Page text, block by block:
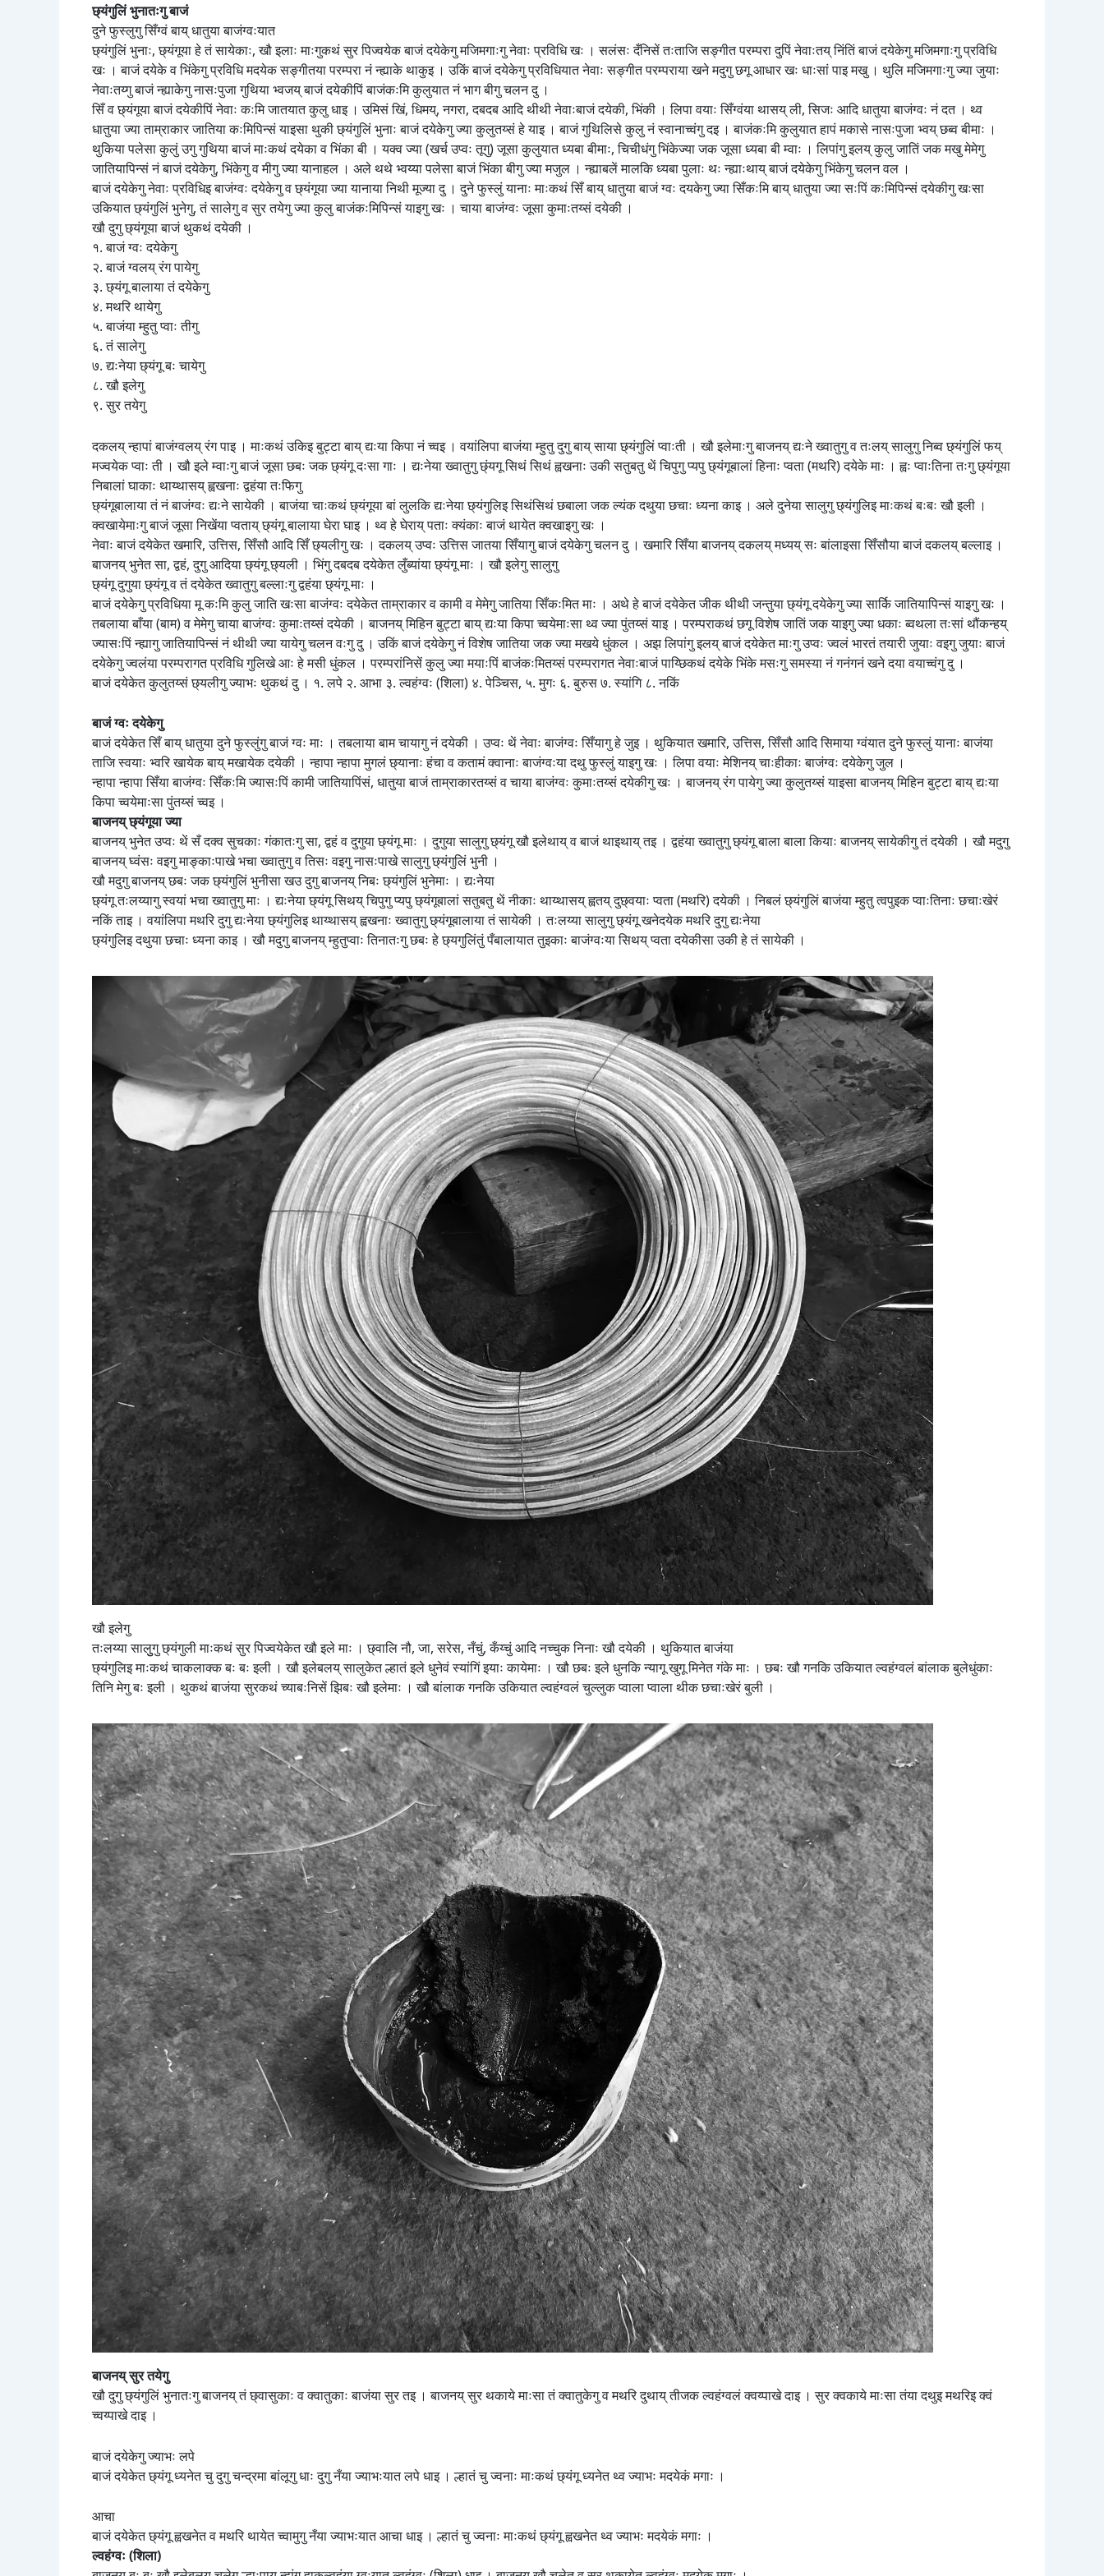
छ्यंगुलिं भुनातःगु बाजं
दुने फुस्लुगु सिँग्वं बाय् धातुया बाजंग्वःयात
छ्यंगुलिं भुनाः, छ्यंगूया हे तं सायेकाः, खौ इलाः माःगुकथं सुर पिज्वयेक बाजं दयेकेगु मजिमगाःगु नेवाः प्रविधि खः । सलंसः दँनिसें तःताजि सङ्गीत परम्परा दुपिं नेवाःतय् निंतिं बाजं दयेकेगु मजिमगाःगु प्रविधि
खः । बाजं दयेके व भिंकेगु प्रविधि मदयेक सङ्गीतया परम्परा नं न्ह्याके थाकुइ । उकिं बाजं दयेकेगु प्रविधियात नेवाः सङ्गीत परम्पराया खने मदुगु छगू आधार खः धाःसां पाइ मखु । थुलि मजिमगाःगु ज्या जुयाः
नेवाःतय्गु बाजं न्ह्याकेगु नासःपुजा गुथिया भ्वजय् बाजं दयेकीपिं बाजंकःमि कुलुयात नं भाग बीगु चलन दु ।
सिँ व छ्यंगूया बाजं दयेकीपिं नेवाः कःमि जातयात कुलु धाइ । उमिसं खिं, धिमय्, नगरा, दबदब आदि थीथी नेवाःबाजं दयेकी, भिंकी । लिपा वयाः सिँग्वंया थासय् ली, सिजः आदि धातुया बाजंग्वः नं दत । थ्व
धातुया ज्या ताम्राकार जातिया कःमिपिन्सं याइसा थुकी छ्यंगुलिं भुनाः बाजं दयेकेगु ज्या कुलुतय्सं हे याइ । बाजं गुथिलिसे कुलु नं स्वानाच्वंगु दइ । बाजंकःमि कुलुयात हापं मकासे नासःपुजा भ्वय् छब्व बीमाः ।
थुकिया पलेसा कुलुं उगु गुथिया बाजं माःकथं दयेका व भिंका बी । यक्व ज्या (खर्च उप्वः तूगु) जूसा कुलुयात ध्यबा बीमाः, चिचीधंगु भिंकेज्या जक जूसा ध्यबा बी म्वाः । लिपांगु इलय् कुलु जातिं जक मखु मेमेगु
जातियापिन्सं नं बाजं दयेकेगु, भिंकेगु व मीगु ज्या यानाहल । अले थथे भ्वय्या पलेसा बाजं भिंका बीगु ज्या मजुल । न्ह्याबलें मालकि ध्यबा पुलाः थः न्ह्याःथाय् बाजं दयेकेगु भिंकेगु चलन वल ।
बाजं दयेकेगु नेवाः प्रविधिइ बाजंग्वः दयेकेगु व छ्यंगूया ज्या यानाया निथी मूज्या दु । दुने फुस्लुं यानाः माःकथं सिँ बाय् धातुया बाजं ग्वः दयकेगु ज्या सिँकःमि बाय् धातुया ज्या सःपिं कःमिपिन्सं दयेकीगु खःसा
उकियात छ्यंगुलिं भुनेगु, तं सालेगु व सुर तयेगु ज्या कुलु बाजंकःमिपिन्सं याइगु खः । चाया बाजंग्वः जूसा कुमाःतय्सं दयेकी ।
खौ दुगु छ्यंगूया बाजं थुकथं दयेकी ।
१. बाजं ग्वः दयेकेगु
२. बाजं ग्वलय् रंग पायेगु
३. छ्यंगू बालाया तं दयेकेगु
४. मथरि थायेगु
५. बाजंया म्हुतु प्वाः तीगु
६. तं सालेगु
७. द्यःनेया छ्यंगू बः चायेगु
८. खौ इलेगु
९. सुर तयेगु
दकलय् न्हापां बाजंग्वलय् रंग पाइ । माःकथं उकिइ बुट्टा बाय् द्यःया किपा नं च्वइ । वयांलिपा बाजंया म्हुतु दुगु बाय् साया छ्यंगुलिं प्वाःती । खौ इलेमाःगु बाजनय् द्यःने ख्वातुगु व तःलय् सालुगु निब्व छ्यंगुलिं फय्
मज्वयेक प्वाः ती । खौ इले म्वाःगु बाजं जूसा छबः जक छ्यंगू दःसा गाः । द्यःनेया ख्वातुगु छ्ंयगू सिथं सिथं ह्वखनाः उकी सतुबतु थें चिपुगु प्यपु छ्यंगूबालां हिनाः प्वता (मथरि) दयेके माः । ह्वः प्वाःतिना तःगु छ्यंगूया
निबालां घाकाः थाय्थासय् ह्वखनाः द्वहंया तःफिगु
छ्यंगूबालाया तं नं बाजंग्वः द्यःने सायेकी । बाजंया चाःकथं छ्यंगूया बां लुलकि द्यःनेया छ्यंगुलिइ सिथंसिथं छबाला जक ल्यंक दथुया छचाः ध्यना काइ । अले दुनेया सालुगु छ्यंगुलिइ माःकथं बःबः खौ इली ।
क्वखायेमाःगु बाजं जूसा निखेंया प्वताय् छ्यंगू बालाया घेरा घाइ । थ्व हे घेराय् पताः क्यंकाः बाजं थायेत क्वखाइगु खः ।
नेवाः बाजं दयेकेत खमारि, उत्तिस, सिँसौ आदि सिँ छ्यलीगु खः । दकलय् उप्वः उत्तिस जातया सिँयागु बाजं दयेकेगु चलन दु । खमारि सिँया बाजनय् दकलय् मध्यय् सः बांलाइसा सिँसौया बाजं दकलय् बल्लाइ ।
बाजनय् भुनेत सा, द्वहं, दुगु आदिया छ्यंगू छ्यली । भिंगु दबदब दयेकेत लुँब्यांया छ्यंगू माः । खौ इलेगु सालुगु
छ्यंगू दुगुया छ्यंगू व तं दयेकेत ख्वातुगु बल्लाःगु द्वहंया छ्यंगू माः ।
बाजं दयेकेगु प्रविधिया मू कःमि कुलु जाति खःसा बाजंग्वः दयेकेत ताम्राकार व कामी व मेमेगु जातिया सिँकःमित माः । अथे हे बाजं दयेकेत जीक थीथी जन्तुया छ्यंगू दयेकेगु ज्या सार्कि जातियापिन्सं याइगु खः ।
तबलाया बाँया (बाम) व मेमेगु चाया बाजंग्वः कुमाःतय्सं दयेकी । बाजनय् मिहिन बुट्टा बाय् द्यःया किपा च्वयेमाःसा थ्व ज्या पुंतय्सं याइ । परम्पराकथं छगू विशेष जातिं जक याइगु ज्या धकाः ब्वथला तःसां थौंकन्हय्
ज्यासःपिं न्ह्यागु जातियापिन्सं नं थीथी ज्या यायेगु चलन वःगु दु । उकिं बाजं दयेकेगु नं विशेष जातिया जक ज्या मखये धुंकल । अझ लिपांगु इलय् बाजं दयेकेत माःगु उप्वः ज्वलं भारतं तयारी जुयाः वइगु जुयाः बाजं
दयेकेगु ज्वलंया परम्परागत प्रविधि गुलिखे आः हे मसी धुंकल । परम्परांनिसें कुलु ज्या मयाःपिं बाजंकःमितय्सं परम्परागत नेवाःबाजं पाय्छिकथं दयेके भिंके मसःगु समस्या नं गनंगनं खने दया वयाच्वंगु दु ।
बाजं दयेकेत कुलुतय्सं छ्यलीगु ज्याभः थुकथं दु । १. लपे २. आभा ३. ल्वहंग्वः (शिला) ४. पेञ्चिस, ५. मुगः ६. बुरुस ७. स्यांगि ८. नकिं
बाजं ग्वः दयेकेगु
बाजं दयेकेत सिँ बाय् धातुया दुने फुस्लुंगु बाजं ग्वः माः । तबलाया बाम चायागु नं दयेकी । उप्वः थें नेवाः बाजंग्वः सिँयागु हे जुइ । थुकियात खमारि, उत्तिस, सिँसौ आदि सिमाया ग्वंयात दुने फुस्लुं यानाः बाजंया
ताजि स्वयाः भ्वरि खायेक बाय् मखायेक दयेकी । न्हापा न्हापा मुगलं छ्यानाः हंचा व कतामं क्वानाः बाजंग्वःया दथु फुस्लुं याइगु खः । लिपा वयाः मेशिनय् चाःहीकाः बाजंग्वः दयेकेगु जुल ।
न्हापा न्हापा सिँया बाजंग्वः सिँकःमि ज्यासःपिं कामी जातियापिंसं, धातुया बाजं ताम्राकारतय्सं व चाया बाजंग्वः कुमाःतय्सं दयेकीगु खः । बाजनय् रंग पायेगु ज्या कुलुतय्सं याइसा बाजनय् मिहिन बुट्टा बाय् द्यःया
किपा च्वयेमाःसा पुंतय्सं च्वइ ।
बाजनय् छ्यंगूया ज्या
बाजनय् भुनेत उप्वः थें सँ दक्व सुचकाः गंकातःगु सा, द्वहं व दुगुया छ्यंगू माः । दुगुया सालुगु छ्यंगू खौ इलेथाय् व बाजं थाइथाय् तइ । द्वहंया ख्वातुगु छ्यंगू बाला बाला कियाः बाजनय् सायेकीगु तं दयेकी । खौ मदुगु
बाजनय् घ्वंसः वइगु माङ्काःपाखे भचा ख्वातुगु व तिसः वइगु नासःपाखे सालुगु छ्यंगुलिं भुनी ।
खौ मदुगु बाजनय् छबः जक छ्यंगुलिं भुनीसा खउ दुगु बाजनय् निबः छ्यंगुलिं भुनेमाः । द्यःनेया
छ्यंगू तःलय्यागु स्वयां भचा ख्वातुगु माः । द्यःनेया छ्यंगू सिथय् चिपुगु प्यपु छ्यंगूबालां सतुबतु थें नीकाः थाय्थासय् ह्वतय् दुछ्वयाः प्वता (मथरि) दयेकी । निबलं छ्यंगुलिं बाजंया म्हुतु त्वपुइक प्वाःतिनाः छचाःखेरं
नकिं ताइ । वयांलिपा मथरि दुगु द्यःनेया छ्यंगुलिइ थाय्थासय् ह्वखनाः ख्वातुगु छ्यंगूबालाया तं सायेकी । तःलय्या सालुगु छ्यंगू खनेदयेक मथरि दुगु द्यःनेया
छ्यंगुलिइ दथुया छचाः ध्यना काइ । खौ मदुगु बाजनय् म्हुतुप्वाः तिनातःगु छबः हे छ्यगुलिंतुं पँबालायात तुइकाः बाजंग्वःया सिथय् प्वता दयेकीसा उकी हे तं सायेकी ।
खौ इलेगु
तःलय्या सालुुगु छ्यंगुली माःकथं सुर पिज्वयेकेत खौ इले माः । छ्वालि नौ, जा, सरेस, नँचुं, कँय्चुं आदि नच्चुक निनाः खौ दयेकी । थुकियात बाजंया
छ्यंगुलिइ माःकथं चाकलाक्क बः बः इली । खौ इलेबलय् सालुकेत ल्हातं इले धुनेवं स्यांगिं इयाः कायेमाः । खौ छबः इले धुनकि न्यागू खुगू मिनेत गंके माः । छबः खौ गनकि उकियात ल्वहंग्वलं बांलाक बुलेधुंकाः
तिनि मेगु बः इली । थुकथं बाजंया सुरकथं च्याबःनिसें झिबः खौ इलेमाः । खौ बांलाक गनकि उकियात ल्वहंग्वलं चुल्लुक प्वाला प्वाला थीक छचाःखेरं बुली ।
बाजनय् सुर तयेगु
खौ दुगु छ्यंगुलिं भुनातःगु बाजनय् तं छ्वासुकाः व क्वातुकाः बाजंया सुर तइ । बाजनय् सुर थकाये माःसा तं क्वातुकेगु व मथरि दुथाय् तीजक ल्वहंग्वलं क्वय्पाखे दाइ । सुर क्वकाये माःसा तंया दथुइ मथरिइ क्वं
च्वय्पाखे दाइ ।
बाजं दयेकेगु ज्याभः लपे
बाजं दयेकेत छ्यंगू ध्यनेत चु दुगु चन्द्रमा बांलूगु धाः दुगु नँया ज्याभःयात लपे धाइ । ल्हातं चु ज्वनाः माःकथं छ्यंगू ध्यनेत थ्व ज्याभः मदयेकं मगाः ।
आचा
बाजं दयेकेत छ्यंगू ह्वखनेत व मथरि थायेत च्वामुगु नँया ज्याभःयात आचा धाइ । ल्हातं चु ज्वनाः माःकथं छ्यंगू ह्वखनेत थ्व ज्याभः मदयेकं मगाः ।
ल्वहंग्वः (शिला)